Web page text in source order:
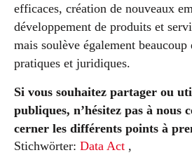
efficaces, création de nouveaux
développement de produits et
mais soulève également beaucoup
pratiques et juridiques.
Si vous souhaitez partager ou
publiques, n’hésitez pas à nous
cerner les différents points à
Stichwörter: Data Act ,